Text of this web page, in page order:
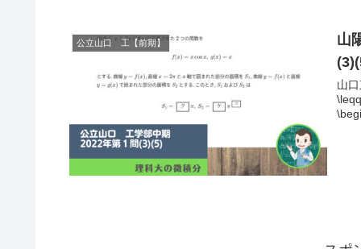
公立山口 工【前期】
山
山